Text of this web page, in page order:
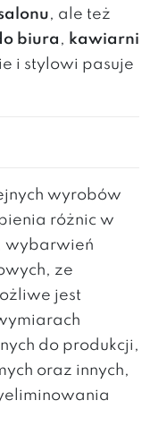
, ale też
biura , kawiarni
i stylowi pasuje
wyrobów
różnic w
wybarwień
ze
jest
do produkcji,
oraz innych,